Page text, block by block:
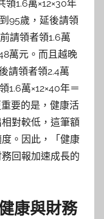
1.6萬×12×30年
95歲，延後請領
請領者領1.6萬
萬元。而且越晚
請領者領2.4萬
1.6萬×12×40年＝
要的是，健康活
對較低，這筆額
。因此，「健康
回報加速成長的
康與財務